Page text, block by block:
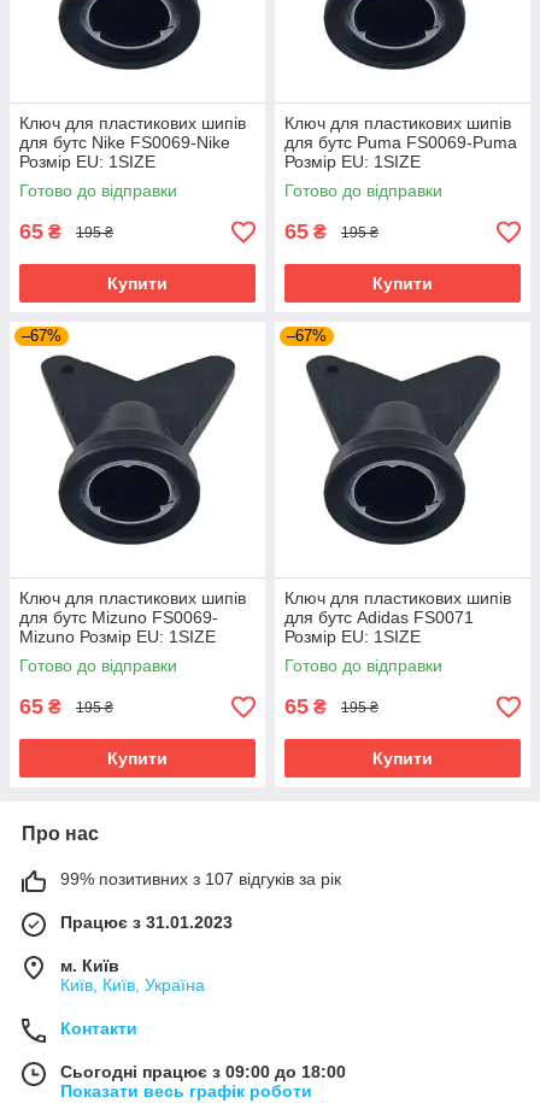
Ключ для пластикових шипів
для бутс Nike FS0069-Nike
Розмір EU: 1SIZE
Готово до відправки
65 ₴ 195 ₴
Купити
Ключ для пластикових шипів
для бутс Puma FS0069-Puma
Розмір EU: 1SIZE
Готово до відправки
65 ₴ 195 ₴
Купити
–67%
Ключ для пластикових шипів
для бутс Mizuno FS0069-
Mizuno Розмір EU: 1SIZE
Готово до відправки
65 ₴ 195 ₴
Купити
–67%
Ключ для пластикових шипів
для бутс Adidas FS0071
Розмір EU: 1SIZE
Готово до відправки
65 ₴ 195 ₴
Купити
Про нас
99% позитивних з 107 відгуків за рік
Працює з 31.01.2023
м. Київ
Київ, Київ, Україна
Контакти
Сьогодні працює з 09:00 до 18:00
Показати весь графік роботи